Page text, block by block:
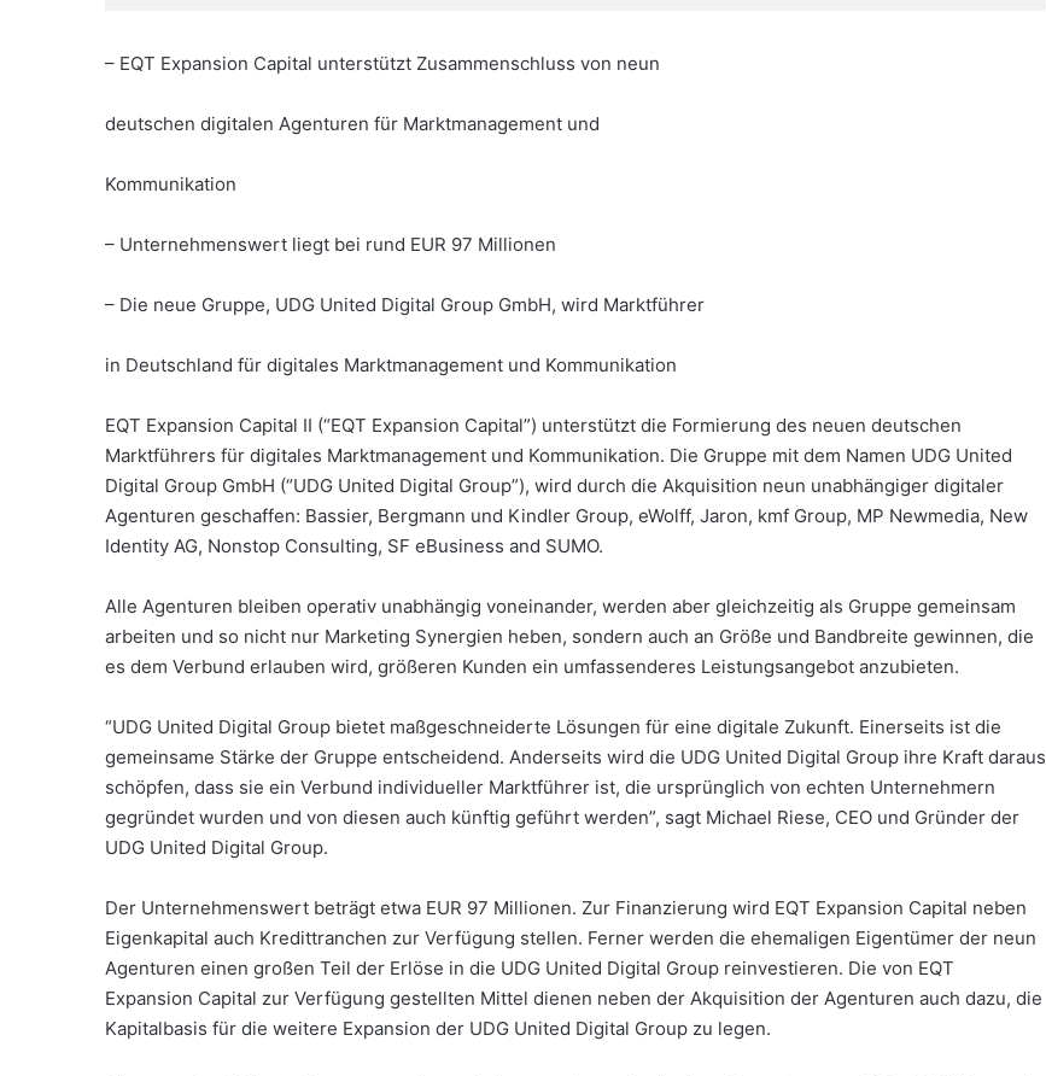
– EQT Expansion Capital unterstützt Zusammenschluss von neun
deutschen digitalen Agenturen für Marktmanagement und
Kommunikation
– Unternehmenswert liegt bei rund EUR 97 Millionen
– Die neue Gruppe, UDG United Digital Group GmbH, wird Marktführer
in Deutschland für digitales Marktmanagement und Kommunikation
EQT Expansion Capital II (“EQT Expansion Capital”) unterstützt die Formierung des neuen deutschen
Marktführers für digitales Marktmanagement und Kommunikation. Die Gruppe mit dem Namen UDG United
Digital Group GmbH (“UDG United Digital Group”), wird durch die Akquisition neun unabhängiger digitaler
Agenturen geschaffen: Bassier, Bergmann und Kindler Group, eWolff, Jaron, kmf Group, MP Newmedia, New
Identity AG, Nonstop Consulting, SF eBusiness and SUMO.
Alle Agenturen bleiben operativ unabhängig voneinander, werden aber gleichzeitig als Gruppe gemeinsam
arbeiten und so nicht nur Marketing Synergien heben, sondern auch an Größe und Bandbreite gewinnen, die
es dem Verbund erlauben wird, größeren Kunden ein umfassenderes Leistungsangebot anzubieten.
“UDG United Digital Group bietet maßgeschneiderte Lösungen für eine digitale Zukunft. Einerseits ist die
gemeinsame Stärke der Gruppe entscheidend. Anderseits wird die UDG United Digital Group ihre Kraft daraus
schöpfen, dass sie ein Verbund individueller Marktführer ist, die ursprünglich von echten Unternehmern
gegründet wurden und von diesen auch künftig geführt werden”, sagt Michael Riese, CEO und Gründer der
UDG United Digital Group.
Der Unternehmenswert beträgt etwa EUR 97 Millionen. Zur Finanzierung wird EQT Expansion Capital neben
Eigenkapital auch Kredittranchen zur Verfügung stellen. Ferner werden die ehemaligen Eigentümer der neun
Agenturen einen großen Teil der Erlöse in die UDG United Digital Group reinvestieren. Die von EQT
Expansion Capital zur Verfügung gestellten Mittel dienen neben der Akquisition der Agenturen auch dazu, die
Kapitalbasis für die weitere Expansion der UDG United Digital Group zu legen.